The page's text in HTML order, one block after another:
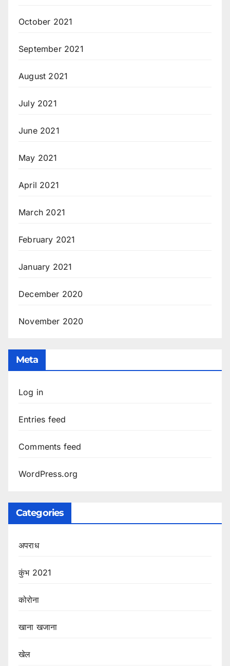
October 2021
September 2021
August 2021
July 2021
June 2021
May 2021
April 2021
March 2021
February 2021
January 2021
December 2020
November 2020
Meta
Log in
Entries feed
Comments feed
WordPress.org
Categories
अपराध
कुंभ 2021
कोरोना
खाना खजाना
खेल